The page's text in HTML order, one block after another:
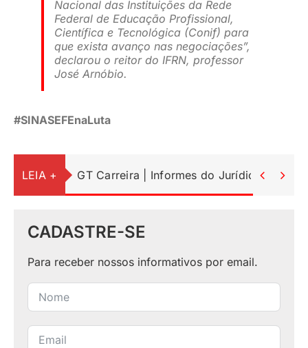
Nacional das Instituições da Rede
Federal de Educação Profissional,
Científica e Tecnológica (Conif) para
que exista avanço nas negociações”,
declarou o reitor do IFRN, professor
José Arnóbio.
#SINASEFEnaLuta
LEIA + GT Carreira | Informes do Jurídico 
CADASTRE-SE
Para receber nossos informativos por email.